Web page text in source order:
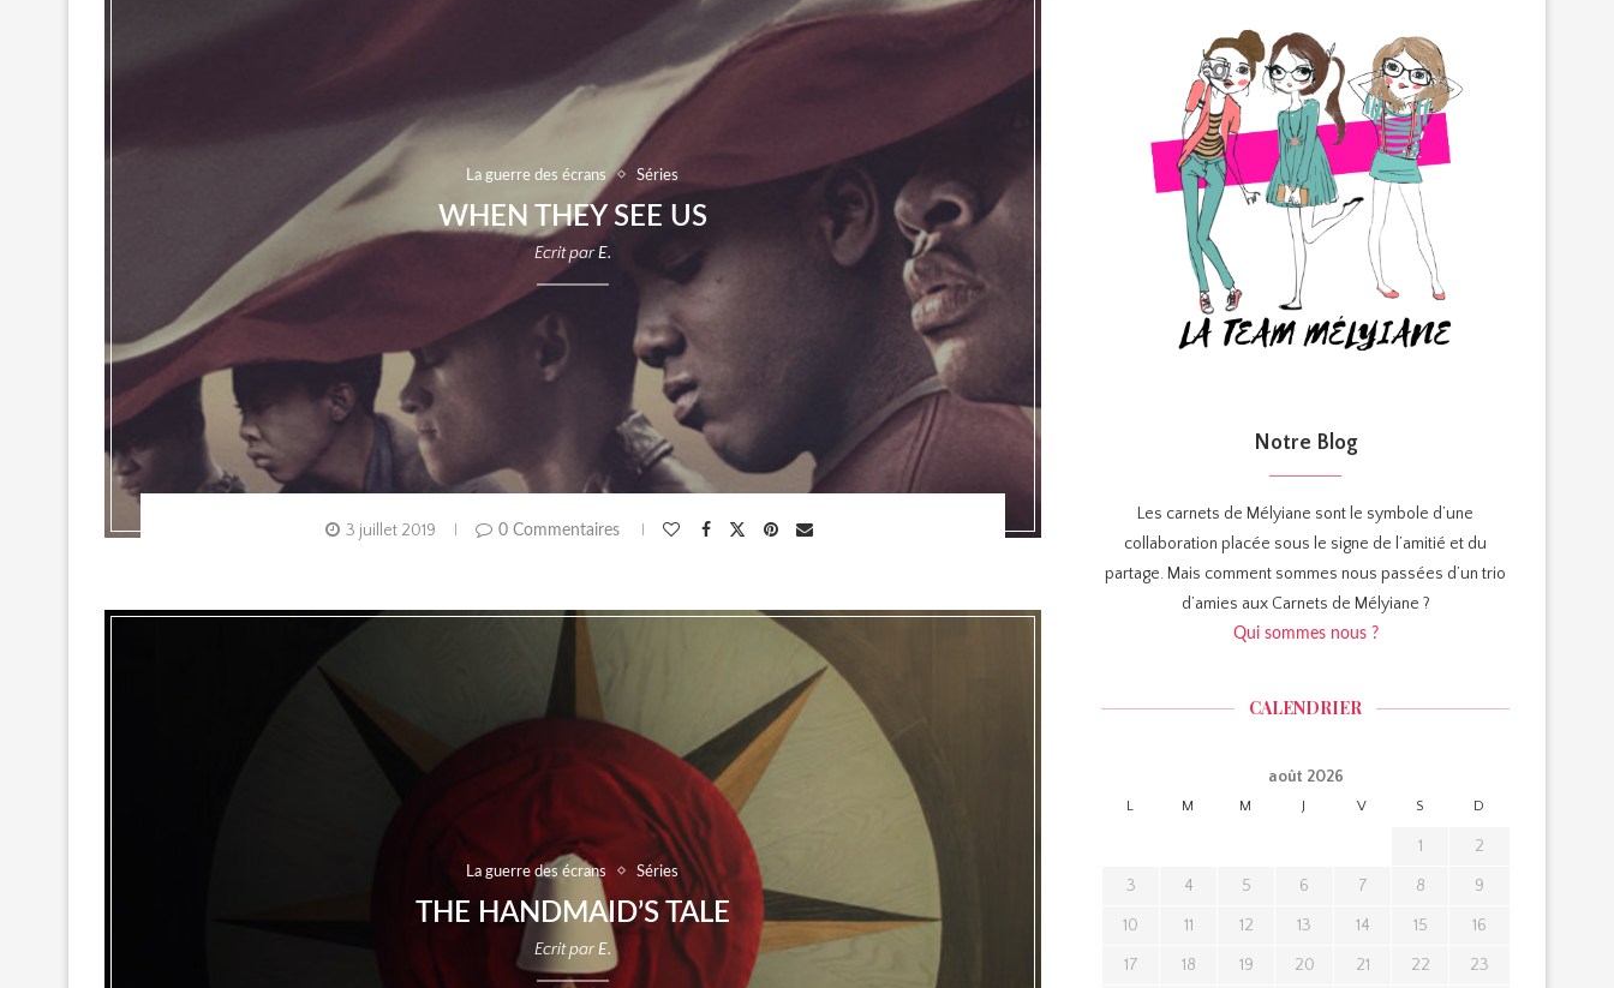
La guerre des écrans Séries
WHEN THEY SEE US
Ecrit parE.
3 juillet 2019 0 Commentaires
La guerre des écrans Séries
THE HANDMAID’S TALE
Ecrit par E.
Notre Blog
Les carnets de Mélyiane sont le symbole d’une
collaboration placée sous le signe de l’amitié et du
partage. Mais comment sommes nous passées d’un trio
d’amies aux Carnets de Mélyiane ?
Qui sommes nous ?
CALENDRIER
août 2026
L M M J V S D
1 2
3 4 5 6 7 8 9
10 11 12 13 14 15 16
17 18 19 20 21 22 23